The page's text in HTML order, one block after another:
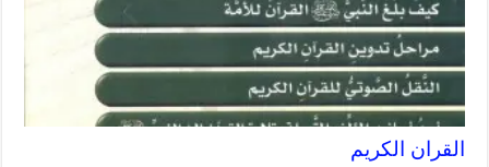
القران الكريم